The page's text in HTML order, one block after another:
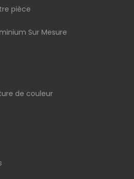
pièce
Sur Mesure
de couleur